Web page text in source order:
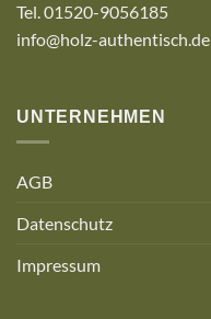
Tel. 01520-9056185
info@holz-authentisch.de
UNTERNEHMEN
AGB
Datenschutz
Impressum